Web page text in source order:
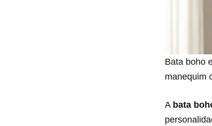
Bata boho
manequim
A bata